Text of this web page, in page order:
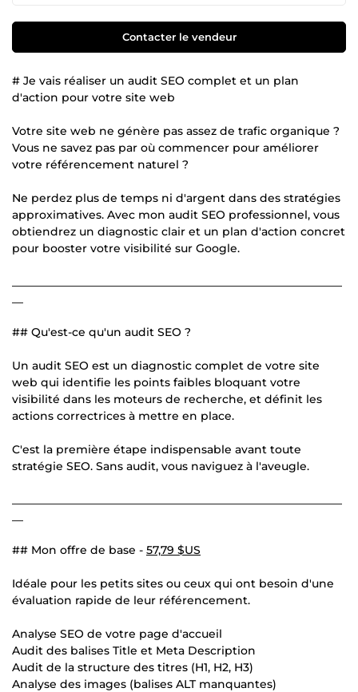
Contacter le vendeur
# Je vais réaliser un audit SEO complet et un plan
d'action pour votre site web
Votre site web ne génère pas assez de trafic organique ?
Vous ne savez pas par où commencer pour améliorer
votre référencement naturel ?
Ne perdez plus de temps ni d'argent dans des stratégies
approximatives. Avec mon audit SEO professionnel, vous
obtiendrez un diagnostic clair et un plan d'action concret
pour booster votre visibilité sur Google.
## Qu'est-ce qu'un audit SEO ?
Un audit SEO est un diagnostic complet de votre site
web qui identifie les points faibles bloquant votre
visibilité dans les moteurs de recherche, et définit les
actions correctrices à mettre en place.
C'est la première étape indispensable avant toute
stratégie SEO. Sans audit, vous naviguez à l'aveugle.
## Mon offre de base - 57,79 $US
Idéale pour les petits sites ou ceux qui ont besoin d'une
évaluation rapide de leur référencement.
Analyse SEO de votre page d'accueil
Audit des balises Title et Meta Description
Audit de la structure des titres (H1, H2, H3)
Analyse des images (balises ALT manquantes)